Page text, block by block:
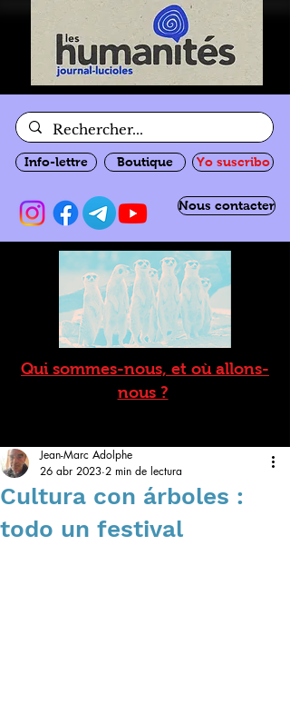
Info-lettre Boutique Yo suscribo
Nous contacter
Qui sommes-nous, et où allons-
nous ?
Cultura con árboles :
todo un festival
Jean-Marc Adolphe
26 abr 2023 2 min de lectura